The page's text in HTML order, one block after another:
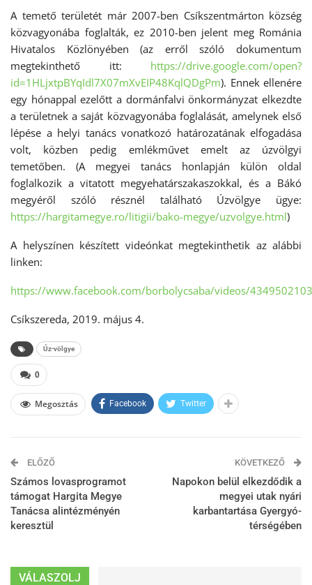
A temető területét már 2007-ben Csíkszentmárton község
közvagyonába foglalták, ez 2010-ben jelent meg Románia
Hivatalos Közlönyében (az erről szóló dokumentum
megtekinthető itt: https://drive.google.com/open?
id=1HLjxtpBYqIdl7X07mXvEIP48KqlQDgPm). Ennek ellenére
egy hónappal ezelőtt a dormánfalvi önkormányzat elkezdte
a területnek a saját közvagyonába foglalását, amelynek első
lépése a helyi tanács vonatkozó határozatának elfogadása
volt, közben pedig emlékművet emelt az úzvölgyi
temetőben. (A megyei tanács honlapján külön oldal
foglalkozik a vitatott megyehatárszakaszokkal, és a Bákó
megyéről szóló résznél található Úzvölgye ügye:
https://hargitamegye.ro/litigii/bako-megye/uzvolgye.html)
A helyszínen készített videónkat megtekinthetik az alábbi
linken:
https://www.facebook.com/borbolycsaba/videos/
Csíkszereda, 2019. május 4.
Úz-völgye
0
Megosztás Facebook Twitter
ELŐZŐ
Számos lovasprogramot
támogat Hargita Megye
Tanácsa alintézményén
keresztül
KÖVETKEZŐ
Napokon belül elkezdődik a
megyei utak nyári
karbantartása Gyergyó-
térségében
VÁLASZOLJ